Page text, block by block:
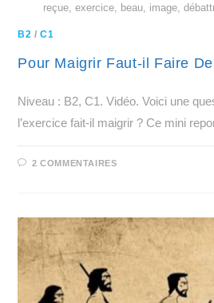
reçue, exercice, beau, image,
B2 /C1
Pour Maigrir Faut-il Faire De
Niveau : B2, C1. Vidéo. Voici une
l’exercice fait-il maigrir ? Ce mini
2 COMMENTAIRES